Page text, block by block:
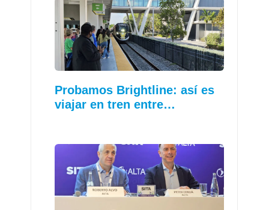
Probamos Brightline: así es
viajar en tren entre…